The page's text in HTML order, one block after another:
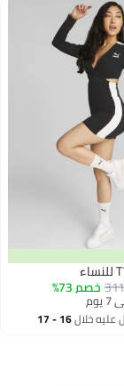
خصم 73%
عليه خلال 16 - 17